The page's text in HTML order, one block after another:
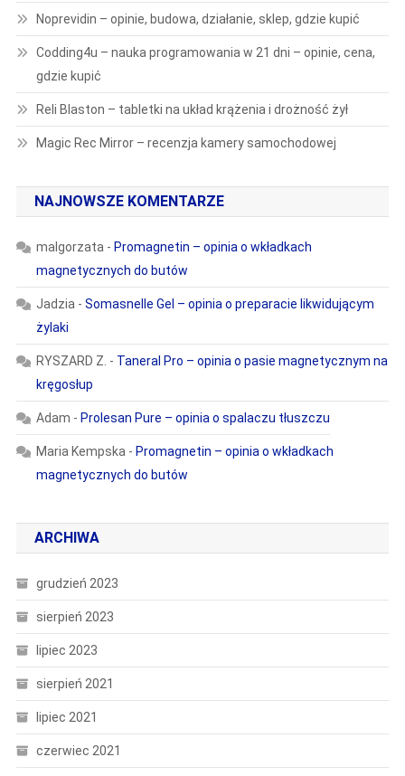
Noprevidin – opinie, budowa, działanie, sklep, gdzie kupić
Codding4u – nauka programowania w 21 dni – opinie, cena,
gdzie kupić
Reli Blaston – tabletki na układ krążenia i drożność żył
Magic Rec Mirror – recenzja kamery samochodowej
NAJNOWSZE KOMENTARZE
malgorzata - Promagnetin – opinia o wkładkach
magnetycznych do butów
Jadzia - Somasnelle Gel – opinia o preparacie likwidującym
żylaki
RYSZARD Z. - Taneral Pro – opinia o pasie magnetycznym na
kręgosłup
Adam - Prolesan Pure – opinia o spalaczu tłuszczu
Maria Kempska - Promagnetin – opinia o wkładkach
magnetycznych do butów
ARCHIWA
grudzień 2023
sierpień 2023
lipiec 2023
sierpień 2021
lipiec 2021
czerwiec 2021